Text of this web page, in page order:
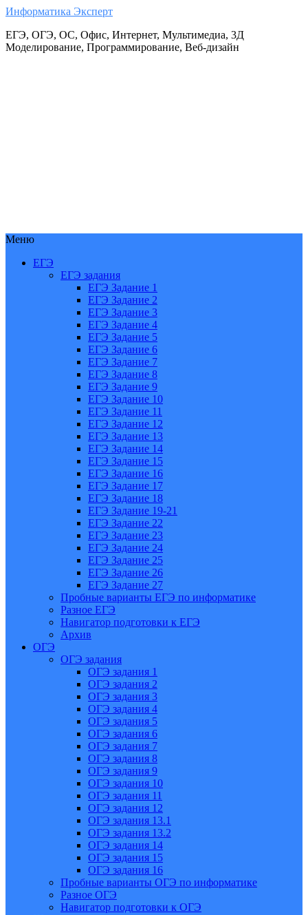
Информатика Эксперт
ЕГЭ, ОГЭ, ОС, Офис, Интернет, Мультимедиа, 3Д
Моделирование, Программирование, Веб-дизайн
Меню
ЕГЭ
ЕГЭ задания
ЕГЭ Задание 1
ЕГЭ Задание 2
ЕГЭ Задание 3
ЕГЭ Задание 4
ЕГЭ Задание 5
ЕГЭ Задание 6
ЕГЭ Задание 7
ЕГЭ Задание 8
ЕГЭ Задание 9
ЕГЭ Задание 10
ЕГЭ Задание 11
ЕГЭ Задание 12
ЕГЭ Задание 13
ЕГЭ Задание 14
ЕГЭ Задание 15
ЕГЭ Задание 16
ЕГЭ Задание 17
ЕГЭ Задание 18
ЕГЭ Задание 19-21
ЕГЭ Задание 22
ЕГЭ Задание 23
ЕГЭ Задание 24
ЕГЭ Задание 25
ЕГЭ Задание 26
ЕГЭ Задание 27
Пробные варианты ЕГЭ по информатике
Разное ЕГЭ
Навигатор подготовки к ЕГЭ
Архив
ОГЭ
ОГЭ задания
ОГЭ задания 1
ОГЭ задания 2
ОГЭ задания 3
ОГЭ задания 4
ОГЭ задания 5
ОГЭ задания 6
ОГЭ задания 7
ОГЭ задания 8
ОГЭ задания 9
ОГЭ задания 10
ОГЭ задания 11
ОГЭ задания 12
ОГЭ задания 13.1
ОГЭ задания 13.2
ОГЭ задания 14
ОГЭ задания 15
ОГЭ задания 16
Пробные варианты ОГЭ по информатике
Разное ОГЭ
Навигатор подготовки к ОГЭ